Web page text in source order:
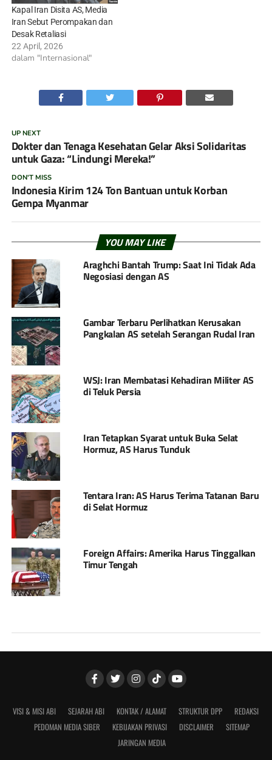
Kapal Iran Disita AS, Media
Iran Sebut Perompakan dan
Desak Retaliasi
22 April, 2026
dalam "Internasional"
UP NEXT
Dokter dan Tenaga Kesehatan Gelar Aksi Solidaritas
untuk Gaza: “Lindungi Mereka!”
DON'T MISS
Indonesia Kirim 124 Ton Bantuan untuk Korban
Gempa Myanmar
YOU MAY LIKE
Araghchi Bantah Trump: Saat Ini Tidak Ada
Negosiasi dengan AS
Gambar Terbaru Perlihatkan Kerusakan
Pangkalan AS setelah Serangan Rudal Iran
WSJ: Iran Membatasi Kehadiran Militer AS
di Teluk Persia
Iran Tetapkan Syarat untuk Buka Selat
Hormuz, AS Harus Tunduk
Tentara Iran: AS Harus Terima Tatanan Baru
di Selat Hormuz
Foreign Affairs: Amerika Harus Tinggalkan
Timur Tengah
VISI & MISI ABI SEJARAH ABI KONTAK / ALAMAT STRUKTUR DPP
REDAKSI
PEDOMAN MEDIA SIBER
KEBIJAKAN PRIVASI DISCLAIMER
SITEMAP
JARINGAN MEDIA